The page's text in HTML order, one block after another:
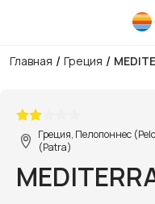
Главная / Греция /
Греция, Пелопоннес
(Patra)